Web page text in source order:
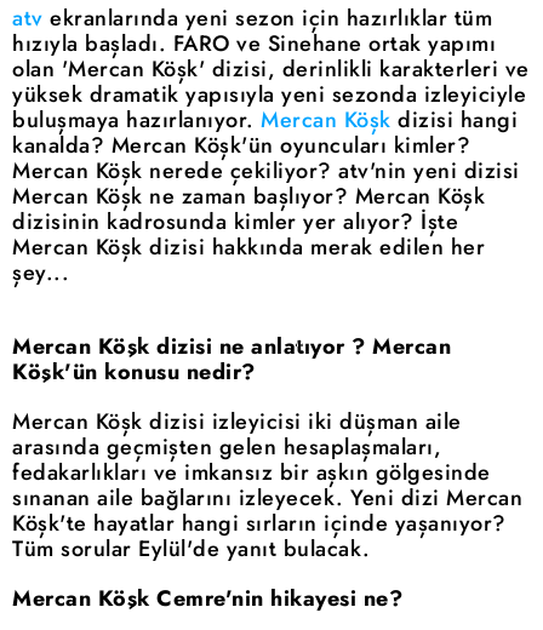
atv ekranlarında yeni sezon için hazırlıklar tüm
hızıyla başladı. FARO ve Sinehane ortak yapımı
olan 'Mercan Köşk' dizisi, derinlikli karakterleri ve
yüksek dramatik yapısıyla yeni sezonda izleyiciyle
buluşmaya hazırlanıyor. Mercan Köşk dizisi hangi
kanalda? Mercan Köşk'ün oyuncuları kimler?
Mercan Köşk nerede çekiliyor? atv'nin yeni dizisi
Mercan Köşk ne zaman başlıyor? Mercan Köşk
dizisinin kadrosunda kimler yer alıyor? İşte
Mercan Köşk dizisi hakkında merak edilen her
şey...
Mercan Köşk dizisi ne anlatıyor ? Mercan
Köşk'ün konusu nedir?
Mercan Köşk dizisi izleyicisi iki düşman aile
arasında geçmişten gelen hesaplaşmaları,
fedakarlıkları ve imkansız bir aşkın gölgesinde
sınanan aile bağlarını izleyecek. Yeni dizi Mercan
Köşk'te hayatlar hangi sırların içinde yaşanıyor?
Tüm sorular Eylül'de yanıt bulacak.
Mercan Köşk Cemre'nin hikayesi ne?